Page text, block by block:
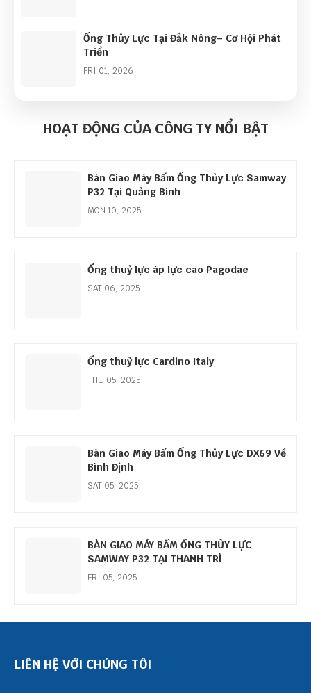
Ống Thủy Lực Tại Đắk Nông– Cơ Hội Phát
Triển
FRI 01, 2026
Cơ Hội Lớn Từ Làn Sóng Đầu Tư Công
THU 01, 2026
HOẠT ĐỘNG CỦA CÔNG TY NỔI BẬT
Bàn Giao Máy Bấm Ống Thủy Lực Samway
P32 Tại Quảng Bình
MON 10, 2025
Ống thuỷ lực áp lực cao Pagodae
SAT 06, 2025
Ống thuỷ lực Cardino Italy
THU 05, 2025
Bàn Giao Máy Bấm Ống Thủy Lực DX69 Về
Bình Định
SAT 05, 2025
BÀN GIAO MÁY BẤM ỐNG THỦY LỰC
SAMWAY P32 TẠI THANH TRÌ
FRI 05, 2025
LIÊN HỆ VỚI CHÚNG TÔI